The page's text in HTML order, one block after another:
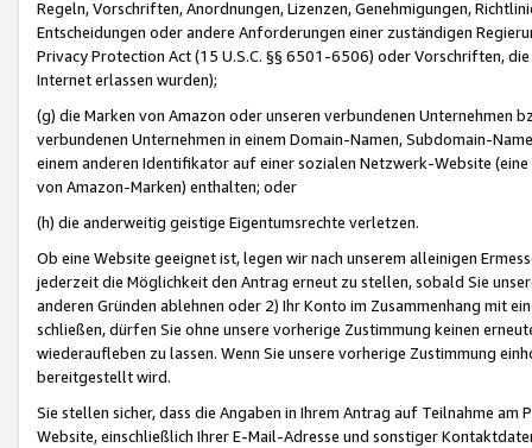
Regeln, Vorschriften, Anordnungen, Lizenzen, Genehmigungen,
Entscheidungen oder andere Anforderungen einer zuständigen
Privacy Protection Act (15 U.S.C. §§ 6501-6506) oder Vorschriften,
Internet erlassen wurden);
(g) die Marken von Amazon oder unseren verbundenen Unternehmen
verbundenen Unternehmen in einem Domain-Namen, Subdomain-
einem anderen Identifikator auf einer sozialen Netzwerk-Website
von Amazon-Marken) enthalten; oder
(h) die anderweitig geistige Eigentumsrechte verletzen.
Ob eine Website geeignet ist, legen wir nach unserem alleinigen
jederzeit die Möglichkeit den Antrag erneut zu stellen, sobald Sie
anderen Gründen ablehnen oder 2) Ihr Konto im Zusammenhang mit
schließen, dürfen Sie ohne unsere vorherige Zustimmung keinen
wiederaufleben zu lassen. Wenn Sie unsere vorherige Zustimmung
bereitgestellt wird.
Sie stellen sicher, dass die Angaben in Ihrem Antrag auf Teilnahme
Website, einschließlich Ihrer E-Mail-Adresse und sonstiger